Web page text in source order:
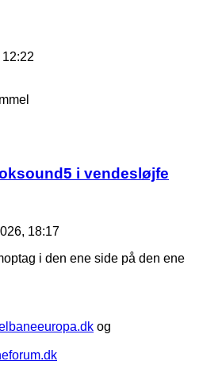
i vendesløjfe
18:17
i den ene side på den ene
og